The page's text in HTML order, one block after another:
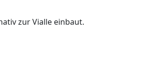
zur Vialle einbaut.